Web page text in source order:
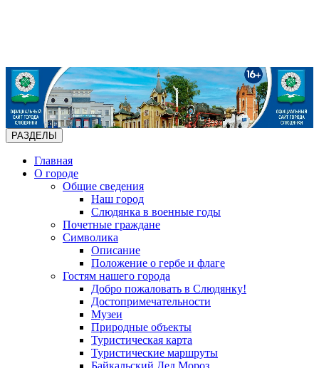
РАЗДЕЛЫ
Главная
О городе
Общие сведения
Наш город
Слюдянка в военные годы
Почетные граждане
Символика
Описание
Положение о гербе и флаге
Гостям нашего города
Добро пожаловать в Слюдянку!
Достопримечательности
Музеи
Природные объекты
Туристическая карта
Туристические маршруты